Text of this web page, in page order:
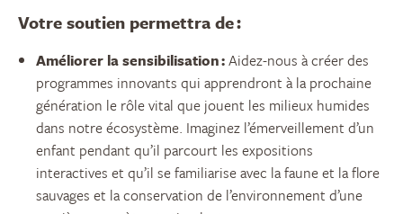
Votre soutien permettra de :
Améliorer la sensibilisation :Aidez-nous à créer des
programmes innovants qui apprendront à la prochaine
génération le rôle vital que jouent les milieux humides
dans notre écosystème. Imaginez l’émerveillement d’un
enfant pendant qu’il parcourt les expositions
interactives et qu’il se familiarise avec la faune et la flore
sauvages et la conservation de l’environnement d’une